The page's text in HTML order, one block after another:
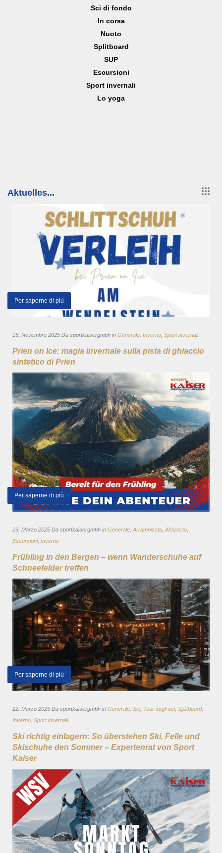
Sci di fondo
In corsa
Nuoto
Splitboard
SUP
Escursioni
Sport invernali
Lo yoga
Aktuelles...
Per saperne di più
15. Novembre 2025 Da sportkaisergmbh in Generale Inverno Sport invernali
Prien on Ice: magia invernale sulla pista di ghiaccio
sintetico di Prien
Per saperne di più
23. Marzo 2025 Da sportkaisergmbh in Generale Arrampicata All'aperto
Escursioni, Inverno
Frühling in den Bergen – wenn Wanderschuhe auf
Schneefelder treffen
Per saperne di più
22. Marzo 2025 Da sportkaisergmbh in Generale Sci, Tour sugli sci, Splitboard,
Inverno Sport invernali
Ski richtig einlagern: So überstehen Ski, Felle und
Skischuhe den Sommer – Expertenrat von Sport
Kaiser